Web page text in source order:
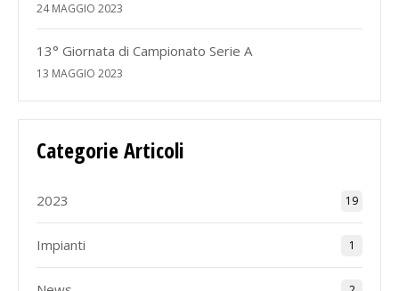
24 MAGGIO 2023
13° Giornata di Campionato Serie A
13 MAGGIO 2023
Categorie Articoli
2023 19
Impianti 1